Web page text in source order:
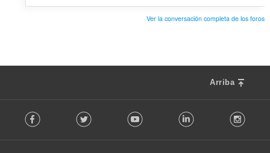
Ver la conversación completa de los foros
Arriba
o Facebook Twitter Youtube LinkedIn